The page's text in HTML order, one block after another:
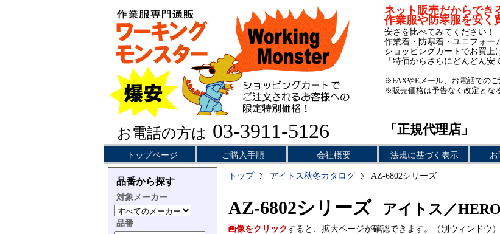
お電話の方は 03-3911-5126
ネット販売だからでき
作業服や防寒服を安く
安さを比べてみてください！
作業着・防寒着・ユニフォー
ショッピングカートでお買上
「特価からさらにどんどん安
※FAXやEメール、お電話でのご
※販売価格は予告なく改定とな
「正規代理店」
トップページ ご購入手順 会社概要 法規に基づく表示 お
品番から探す
対象メーカー
品番
トップ アイトス秋冬カタログ AZ-6802シリーズ
AZ-6802シリーズ アイトス／
画像をクリックすると、拡大ページが確認できます。（別ウィンドウ）